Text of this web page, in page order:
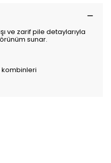
ve zarif pile detaylarıyla
sunar.
kombinleri